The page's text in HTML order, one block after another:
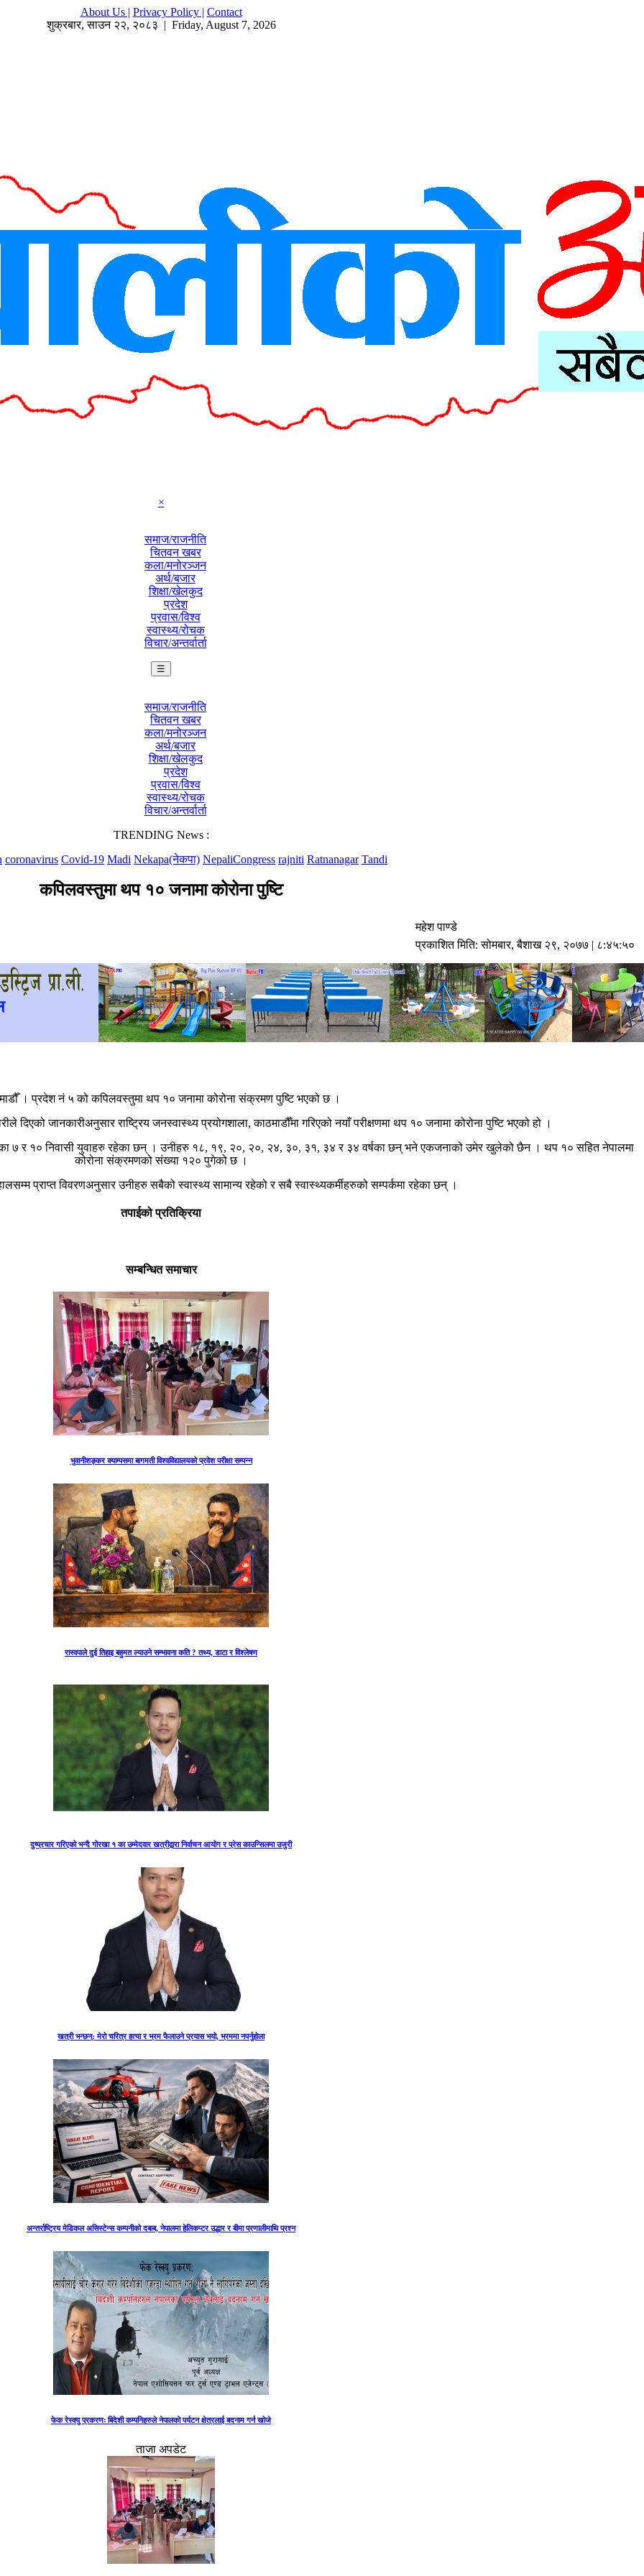
About Us | Privacy Policy | Contact
शुक्रबार,साउन २२, २०८३ | Friday, August 7, 2026
×
समाज/राजनीति
चितवन खबर
कला/मनोरञ्जन
अर्थ/बजार
शिक्षा/खेलकुद
प्रदेश
प्रवास/विश्व
स्वास्थ्य/रोचक
विचार/अन्तर्वार्ता
☰
समाज/राजनीति
चितवन खबर
कला/मनोरञ्जन
अर्थ/बजार
शिक्षा/खेलकुद
प्रदेश
प्रवास/विश्व
स्वास्थ्य/रोचक
विचार/अन्तर्वार्ता
TRENDING News :
coronavirus Covid-19 Madi Nekapa(नेकपा) NepaliCongress rajniti Ratnanagar Tandi
कपिलवस्तुमा थप १० जनामा कोरोना पुष्टि
महेश पाण्डे
प्रकाशित मिति:सोमबार, बैशाख २९, २०७७ | ८:४५:५०
। प्रदेश नं ५ को कपिलवस्तुमा थप १० जनामा कोरोना संक्रमण पुष्टि भएको छ ।
दिएको जानकारीअनुसार राष्ट्रिय जनस्वास्थ्य प्रयोगशाला, काठमाडौँमा गरिएको नयाँ परीक्षणमा थप १० जनामा कोरोना पुष्टि भएको हो ।
७ र १० निवासी युवाहरु रहेका छन् । उनीहरु १८, १९, २०, २०, २४, ३०, ३१, ३४ र ३४ वर्षका छन् भने एकजनाको उमेर खुलेको छैन । थप १० सहित नेपालमा
कोरोना संक्रमणको संख्या १२० पुगेको छ ।
प्राप्त विवरणअनुसार उनीहरु सबैको स्वास्थ्य सामान्य रहेको र सबै स्वास्थ्यकर्मीहरुको सम्पर्कमा रहेका छन् ।
तपाईको प्रतिक्रिया
सम्बन्धित समाचार
भुवानीशङ्कर क्याम्पसमा बागमती विश्वविद्यालयको प्रवेश परीक्षा सम्पन्न
रास्वपाले दुई तिहाइ बहुमत ल्याउने सम्भावना कति ? तथ्य, डाटा र विश्लेषण
दुष्प्रचार गरिएको भन्दै गोरखा १ का उम्मेदवार खत्रीद्वारा निर्वाचन आयोग र प्रेस काउन्सिलमा उजुरी
खत्री भन्छन्: मेरो चरित्र हत्या र भ्रम फैलाउने प्रयास भयो, भ्रममा नपर्नुहोला
अन्तर्राष्ट्रिय मेडिकल असिस्टेन्स कम्पनीको दबाब, नेपालमा हेलिकप्टर उद्धार र बीमा प्रणालीमाथि प्रश्न
फेक रेस्क्यु प्रकरणः बिदेशी कम्पनिहरुले नेपालको पर्यटन क्षेत्रलाई बदनाम गर्न खोजे
ताजा अपडेट